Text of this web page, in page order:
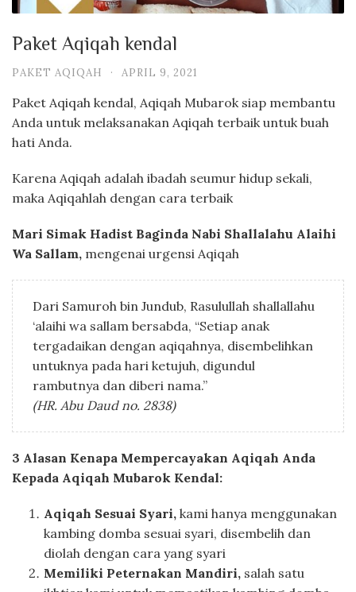
Paket Aqiqah kendal
PAKET AQIQAH · APRIL 9, 2021
Paket Aqiqah kendal, Aqiqah Mubarok siap membantu
Anda untuk melaksanakan Aqiqah terbaik untuk buah
hati Anda.
Karena Aqiqah adalah ibadah seumur hidup sekali,
maka Aqiqahlah dengan cara terbaik
Mari Simak Hadist Baginda Nabi Shallalahu Alaihi
Wa Sallam, mengenai urgensi Aqiqah
Dari Samuroh bin Jundub, Rasulullah shallallahu
‘alaihi wa sallam bersabda, “Setiap anak
tergadaikan dengan aqiqahnya, disembelihkan
untuknya pada hari ketujuh, digundul
rambutnya dan diberi nama.”
(HR. Abu Daud no. 2838)
3 Alasan Kenapa Mempercayakan Aqiqah Anda
Kepada Aqiqah Mubarok Kendal:
Aqiqah Sesuai Syari, kami hanya menggunakan
kambing domba sesuai syari, disembelih dan
diolah dengan cara yang syari
Memiliki Peternakan Mandiri, salah satu